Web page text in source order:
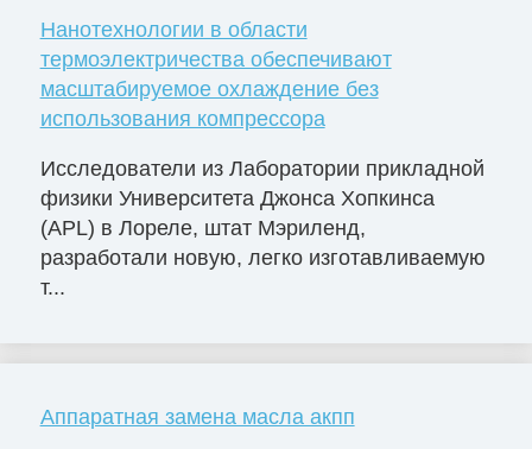
Нанотехнологии в области
термоэлектричества обеспечивают
масштабируемое охлаждение без
использования компрессора
Исследователи из Лаборатории прикладной
физики Университета Джонса Хопкинса
(APL) в Лореле, штат Мэриленд,
разработали новую, легко изготавливаемую
т...
Аппаратная замена масла акпп